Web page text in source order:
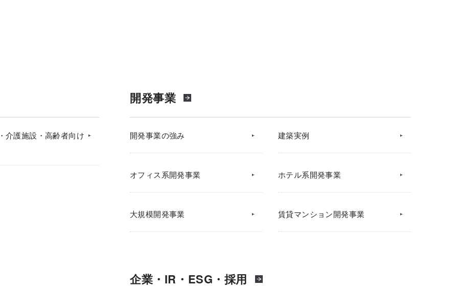
介護施設・高齢者向け
開発事業
開発事業の強み 建築実例
オフィス系開発事業 ホテル系開発事業
大規模開発事業 賃貸マンション開発事業
企業・IR・ESG・採用